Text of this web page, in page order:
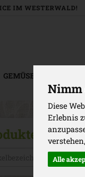
Nimm
Diese
Erlebnis
Alle
IM WESTERWALD!
GEMÜSE
37 von 3894